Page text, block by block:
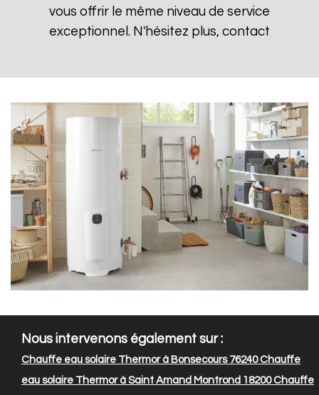
vous offrir le même niveau de service
exceptionnel. N'hésitez plus, contact
Nous intervenons également sur :
Chauffe eau solaire Thermor à Bonsecours 76240Chauffe
eau solaire Thermor à Saint Amand Montrond 18200Chauffe